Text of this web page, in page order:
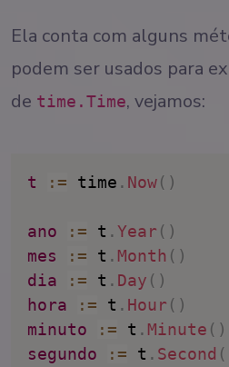
Ela conta com alguns
podem ser usados para
de time.Time, vejamos:
t : = time . Now( )
ano : = t .Year ( )
mes
: = t . Month ( )
dia
: = t . Day ( )
hora
: = t . Hour ( )
minuto
: = t . Minute ( )
segundo
: = t . Second (